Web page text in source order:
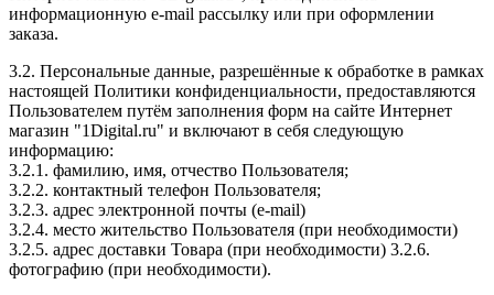
информационную e-mail рассылку или при оформлении
заказа.
3.2. Персональные данные, разрешённые к обработке в рамках
настоящей Политики конфиденциальности, предоставляются
Пользователем путём заполнения форм на сайте Интернет
магазин "1Digital.ru" и включают в себя следующую
информацию:
3.2.1. фамилию, имя, отчество Пользователя;
3.2.2. контактный телефон Пользователя;
3.2.3. адрес электронной почты (e-mail)
3.2.4. место жительство Пользователя (при необходимости)
3.2.5. адрес доставки Товара (при необходимости) 3.2.6.
фотографию (при необходимости).